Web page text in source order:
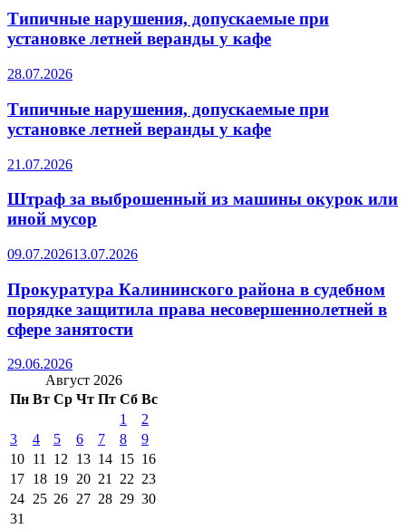
Типичные нарушения, допускаемые при
установке летней веранды у кафе
28.07.2026
Типичные нарушения, допускаемые при
установке летней веранды у кафе
21.07.2026
Штраф за выброшенный из машины окурок или
иной мусор
09.07.202613.07.2026
Прокуратура Калининского района в судебном
порядке защитила права несовершеннолетней в
сфере занятости
29.06.2026
Август 2026
Пн Вт Ср Чт Пт Сб Вс
1
2
3
4 5 6 7 8
9
10 11 12 13 14 15 16
17 18 19 20 21 22 23
24 25 26 27 28 29 30
31